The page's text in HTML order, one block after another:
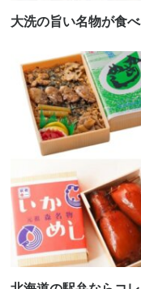
大洗の旨い名物が食